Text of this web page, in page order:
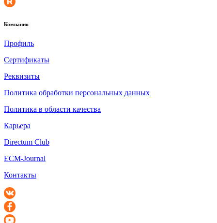
Компания
Профиль
Сертификаты
Реквизиты
Политика обработки персональных данных
Политика в области качества
Карьера
Directum Club
ECM-Journal
Контакты